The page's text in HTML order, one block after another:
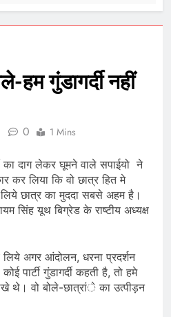
हम गुंडागर्दी नहीं
0 1 Mins
का दाग लेकर घूमने वाले सपाईयो ने
कर लिया कि वो छात्र हित मे
छात्र का मुददा सबसे अहम है।
सिंह यूथ बिग्रेड के राष्टीय अध्यक्ष
अगर आंदोलन, धरना प्रदर्शन
पार्टी गुंडागर्दी कहती है, तो हमे
थे। वो बोले-छात्रांे का उत्पीड़न